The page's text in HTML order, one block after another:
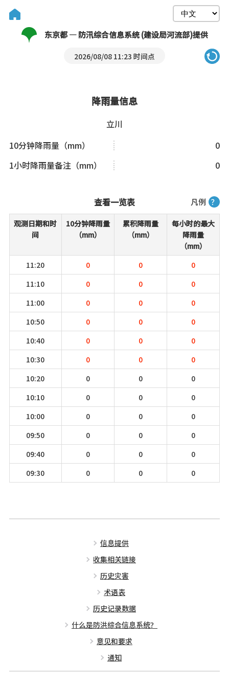
东京都 — 防汛综合信息系统 (建设局河流部)提供
2026/08/08 11:23 时间点
降雨量信息
立川
10分钟降雨量（mm）
0
1小时降雨量备注（mm）
0
凡例 ？
查看一览表
观测日期和时
间
10分钟降雨量
（mm）
累积降雨量
（mm）
每小时的最大
降雨量
（mm）
11:20
0 0
0
11:10
0 0
0
11:00
0 0
0
10:50
0 0
0
10:40
0 0
0
10:30
0 0
0
10:20
0 0
0
10:10
0 0
0
10:00
0 0
0
09:50
0 0
0
09:40
0 0
0
09:30
0 0 0
信息提供
收集相关链接
历史灾害
术语表
历史记录数据
什么是防洪综合信息系统？
意见和要求
通知